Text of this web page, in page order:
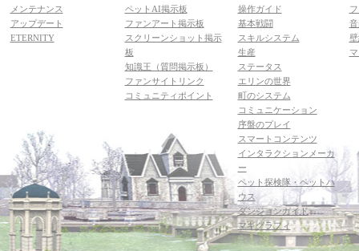
メンテナンス
アップデート
ETERNITY
ペットAI掲示板
ファンアート掲示板
スクリーンショット掲示
板
知識王（質問掲示板）
ファンサイトリンク
コミュニティポイント
操作ガイド
基本戦闘
スキルシステム
生産
ステータス
エリンの世界
町のシステム
コミュニケーション
序盤のプレイ
スマートコンテンツ
インタラクションメーカ
ー
ペット探検隊・ペットハ
ウス
ダンジョンガイド
マギグラフィ